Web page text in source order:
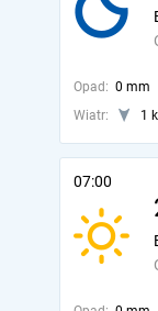
Opad: 0 mm
Wiatr:
1
07:00